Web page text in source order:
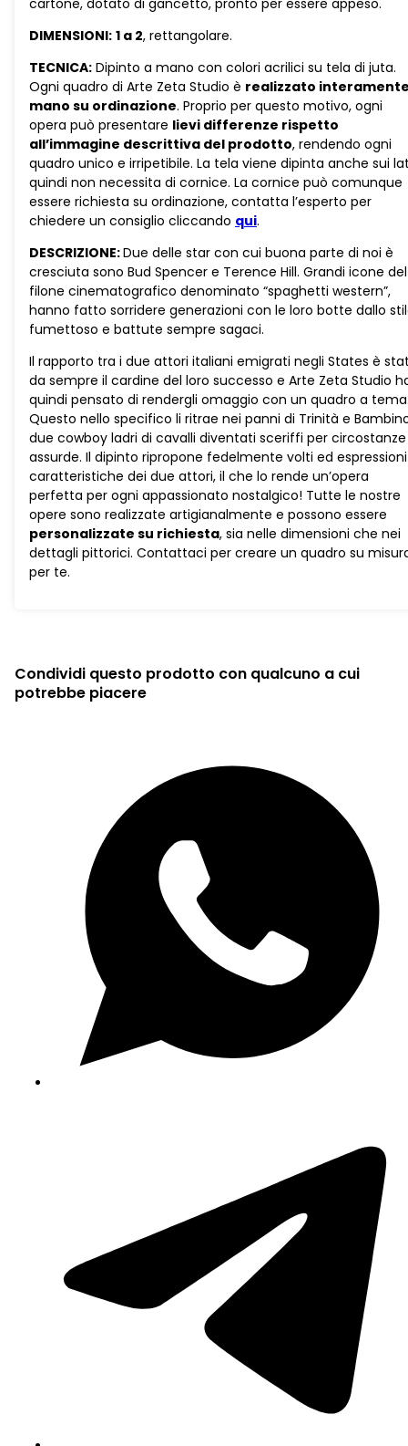
cartone, dotato di gancetto, pronto per essere appeso.
DIMENSIONI: 1 a 2, rettangolare.
TECNICA: Dipinto a mano con colori acrilici su tela di juta.
Ogni quadro di Arte Zeta Studio è realizzato
mano su ordinazione. Proprio per questo motivo, ogni
opera può presentare lievi differenze rispetto
all’immagine descrittiva del prodotto, rendendo ogni
quadro unico e irripetibile. La tela viene dipinta anche sui
quindi non necessita di cornice. La cornice può comunque
essere richiesta su ordinazione, contatta l’esperto per
chiedere un consiglio cliccando qui.
DESCRIZIONE:Due delle star con cui buona parte di noi è
cresciuta sono Bud Spencer e Terence Hill. Grandi icone del
filone cinematografico denominato “spaghetti western”,
hanno fatto sorridere generazioni con le loro botte dallo
fumettoso e battute sempre sagaci.
Il rapporto tra i due attori italiani emigrati negli States è
da sempre il cardine del loro successo e Arte Zeta Studio
quindi pensato di rendergli omaggio con un quadro a
Questo nello specifico li ritrae nei panni di Trinità e
due cowboy ladri di cavalli diventati sceriffi per circostanze
assurde. Il dipinto ripropone fedelmente volti ed espressioni
caratteristiche dei due attori, il che lo rende un’opera
perfetta per ogni appassionato nostalgico! Tutte le nostre
opere sono realizzate artigianalmente e possono essere
personalizzate su richiesta, sia nelle dimensioni che nei
dettagli pittorici. Contattaci per creare un quadro su
per te.
Condividi questo prodotto con qualcuno a cui
potrebbe piacere